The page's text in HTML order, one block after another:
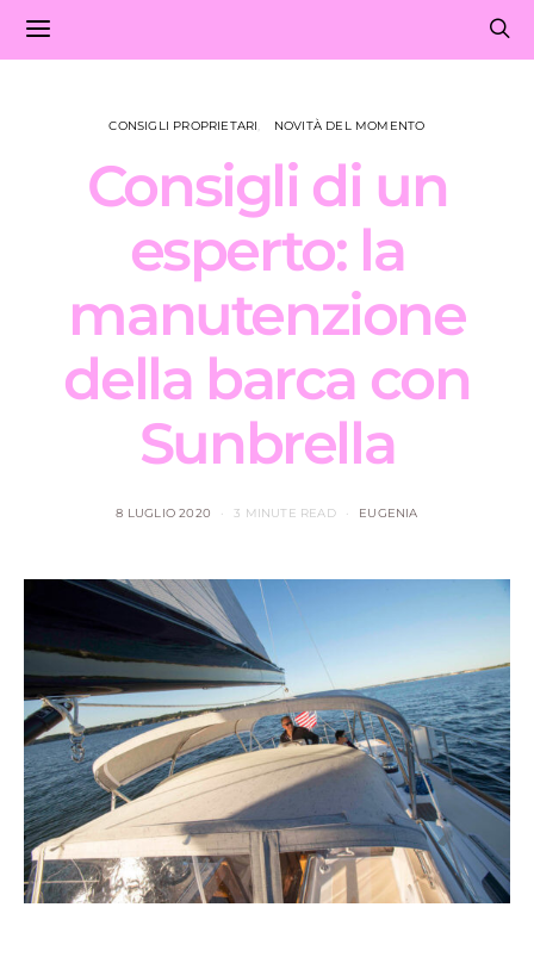
CONSIGLI PROPRIETARI NOVITÀ DEL MOMENTO
Consigli di un
esperto: la
manutenzione
della barca con
Sunbrella
8 LUGLIO 2020 3 MINUTE READ EUGENIA